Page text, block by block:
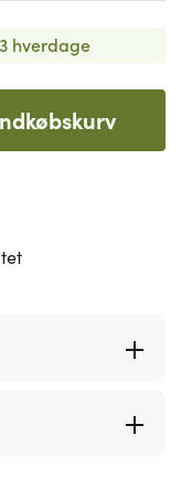
hverdage